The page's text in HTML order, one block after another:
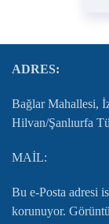
ADRES:
Bağlar Mahallesi,
Hilvan/Şanlıurfa
MAİL:
Bu e-Posta adresi
korunuyor.